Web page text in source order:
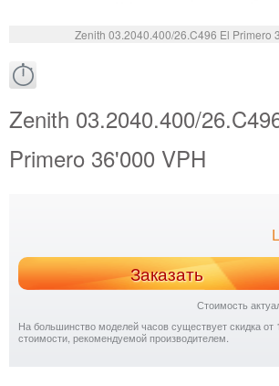
Zenith 03.2040.400/26.C496 El Primero
Zenith 03.2040.400/
Primero 36'000 VPH
Заказать
Стоимость
На большинство моделей часов существует скидка от
стоимости, рекомендуемой производителем.